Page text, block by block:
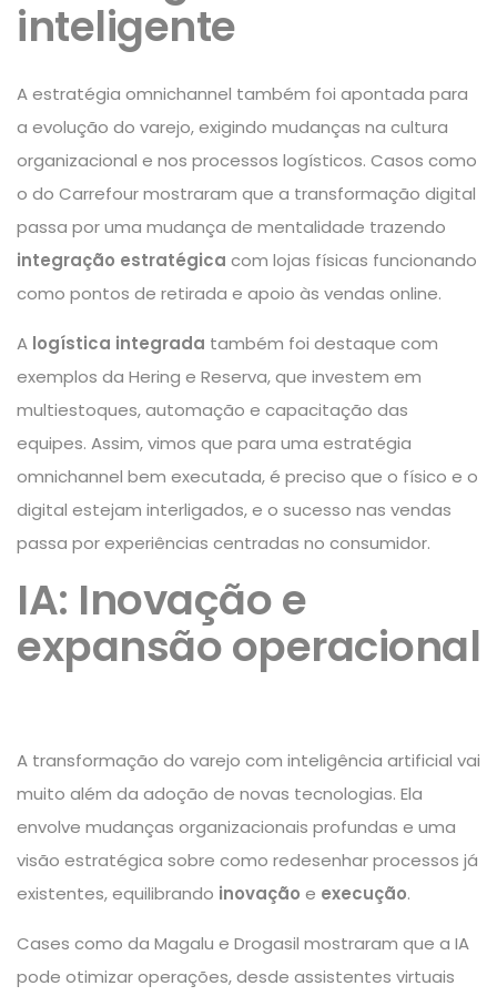
inteligente
A estratégia omnichannel também foi apontada para
a evolução do varejo, exigindo mudanças na cultura
organizacional e nos processos logísticos. Casos como
o do Carrefour mostraram que a transformação digital
passa por uma mudança de mentalidade trazendo
integração estratégica com lojas físicas funcionando
como pontos de retirada e apoio às vendas online.
A logística integrada também foi destaque com
exemplos da Hering e Reserva, que investem em
multiestoques, automação e capacitação das
equipes. Assim, vimos que para uma estratégia
omnichannel bem executada, é preciso que o físico e o
digital estejam interligados, e o sucesso nas vendas
passa por experiências centradas no consumidor.
IA: Inovação e
expansão operacional
A transformação do varejo com inteligência artificial vai
muito além da adoção de novas tecnologias. Ela
envolve mudanças organizacionais profundas e uma
visão estratégica sobre como redesenhar processos já
existentes, equilibrando inovação e execução.
Cases como da Magalu e Drogasil mostraram que a IA
pode otimizar operações, desde assistentes virtuais